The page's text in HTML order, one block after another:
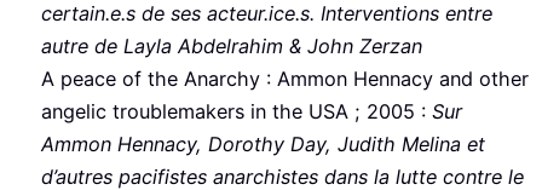
certain.e.s de ses acteur.ice.s. Interventions entre
autre de Layla Abdelrahim & John Zerzan
A peace of the Anarchy : Ammon Hennacy and other
angelic troublemakers in the USA ; 2005 : Sur
Ammon Hennacy, Dorothy Day, Judith Melina et
d’autres pacifistes anarchistes dans la lutte contre le